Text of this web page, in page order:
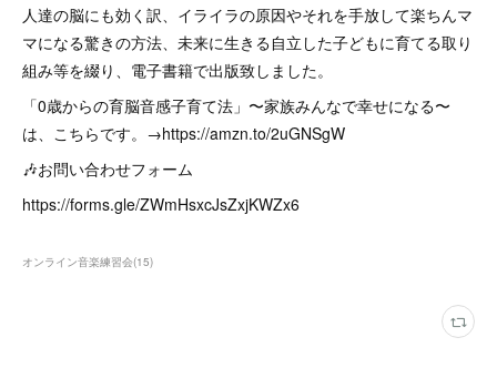
人達の脳にも効く訳、イライラの原因やそれを手放して楽ちんマ
マになる驚きの方法、未来に生きる自立した子どもに育てる取り
組み等を綴り、電子書籍で出版致しました。
「0歳からの育脳音感子育て法」〜家族みんなで幸せになる〜
は、こちらです。→https://amzn.to/2uGNSgW
🎶お問い合わせフォーム
https://forms.gle/ZWmHsxcJsZxjKWZx6
オンライン音楽練習会(15)